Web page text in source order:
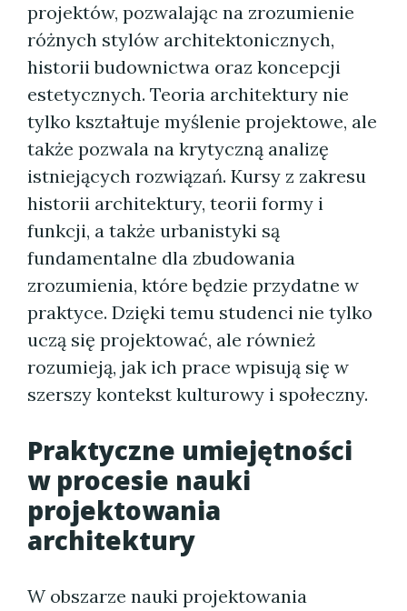
projektów, pozwalając na zrozumienie
różnych stylów architektonicznych,
historii budownictwa oraz koncepcji
estetycznych. Teoria architektury nie
tylko kształtuje myślenie projektowe, ale
także pozwala na krytyczną analizę
istniejących rozwiązań. Kursy z zakresu
historii architektury, teorii formy i
funkcji, a także urbanistyki są
fundamentalne dla zbudowania
zrozumienia, które będzie przydatne w
praktyce. Dzięki temu studenci nie tylko
uczą się projektować, ale również
rozumieją, jak ich prace wpisują się w
szerszy kontekst kulturowy i społeczny.
Praktyczne umiejętności
w procesie nauki
projektowania
architektury
W obszarze nauki projektowania